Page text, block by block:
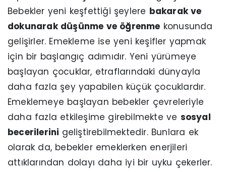
Bebekler yeni keşfettiği şeylere bakarak ve
dokunarak düşünme ve öğrenme konusunda
gelişirler. Emekleme ise yeni keşifler yapmak
için bir başlangıç adımıdır. Yeni yürümeye
başlayan çocuklar, etraflarındaki dünyayla
daha fazla şey yapabilen küçük çocuklardır.
Emeklemeye başlayan bebekler çevreleriyle
daha fazla etkileşime girebilmekte ve sosyal
becerilerini geliştirebilmektedir. Bunlara ek
olarak da, bebekler emeklerken enerjileri
attıklarından dolayı daha iyi bir uyku çekerler.